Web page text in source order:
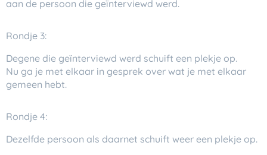
aan de persoon die geïnterviewd werd.
Rondje 3:
Degene die geïnterviewd werd schuift een plekje op.
Nu ga je met elkaar in gesprek over wat je met elkaar
gemeen hebt.
Rondje 4:
Dezelfde persoon als daarnet schuift weer een plekje op.